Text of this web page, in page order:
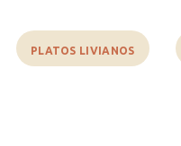
PLATOS LIVIANOS